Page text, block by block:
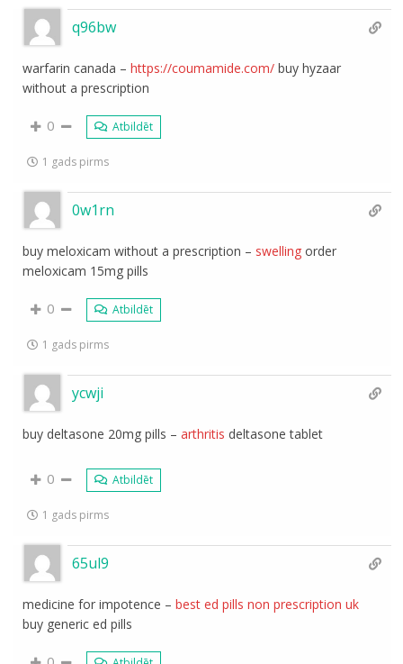
q96bw
warfarin canada –https://coumamide.com/ buy hyzaar
without a prescription
0 Atbildēt
1 gads pirms
0w1rn
buy meloxicam without a prescription – swelling order
meloxicam 15mg pills
0 Atbildēt
1 gads pirms
ycwji
buy deltasone 20mg pills –arthritis deltasone tablet
0 Atbildēt
1 gads pirms
65ul9
medicine for impotence –best ed pills non prescription uk
buy generic ed pills